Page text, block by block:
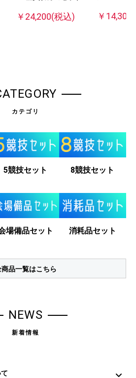
￥24,200(税込) ￥14,300
カテゴリ
5競技セット 8競技セット
場備品セット 消耗品セット
商品一覧はこちら
NEWS
新着情報